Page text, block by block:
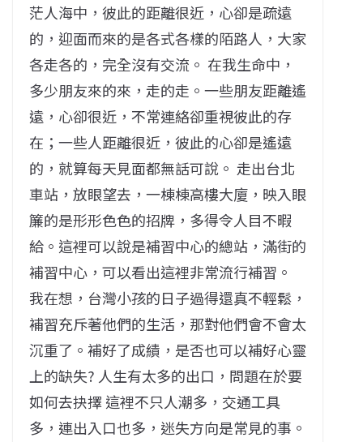
茫人海中，彼此的距離很近，心卻是疏遠
的，迎面而來的是各式各樣的陌路人，大家
各走各的，完全沒有交流。 在我生命中，
多少朋友來的來，走的走。一些朋友距離遙
遠，心卻很近，不常連絡卻重視彼此的存
在；一些人距離很近，彼此的心卻是遙遠
的，就算每天見面都無話可說。 走出台北
車站，放眼望去，一棟棟高樓大廈，映入眼
簾的是形形色色的招牌，多得令人目不暇
給。這裡可以說是補習中心的總站，滿街的
補習中心，可以看出這裡非常流行補習。
我在想，台灣小孩的日子過得還真不輕鬆，
補習充斥著他們的生活，那對他們會不會太
沉重了。補好了成績，是否也可以補好心靈
上的缺失? 人生有太多的出口，問題在於要
如何去抉擇 這裡不只人潮多，交通工具
多，連出入口也多，迷失方向是常見的事。